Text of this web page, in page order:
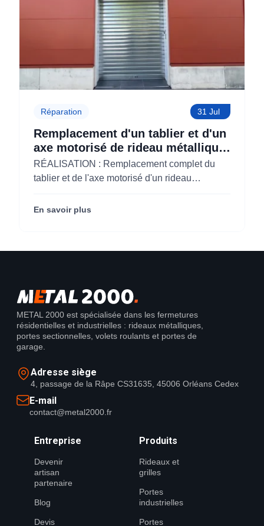
Réparation 31 Jul
Remplacement d'un tablier et d'un
axe motorisé de rideau métallique
pour M'CHADAL (Optical Center)
(95)
RÉALISATION : Remplacement complet du
tablier et de l'axe motorisé d'un rideau
Center) (95290).
En savoir plus
METAL 2000 est spécialisée dans les fermetures
résidentielles et industrielles : rideaux métalliques,
portes sectionnelles, volets roulants et portes de
garage.
Adresse siège
4, passage de la Râpe CS31635, 45006 Orléans Cedex
E-mail
contact@metal2000.fr
Entreprise
Devenir
artisan
partenaire
Blog
Devis
Produits
Rideaux et
grilles
Portes
industrielles
Portes